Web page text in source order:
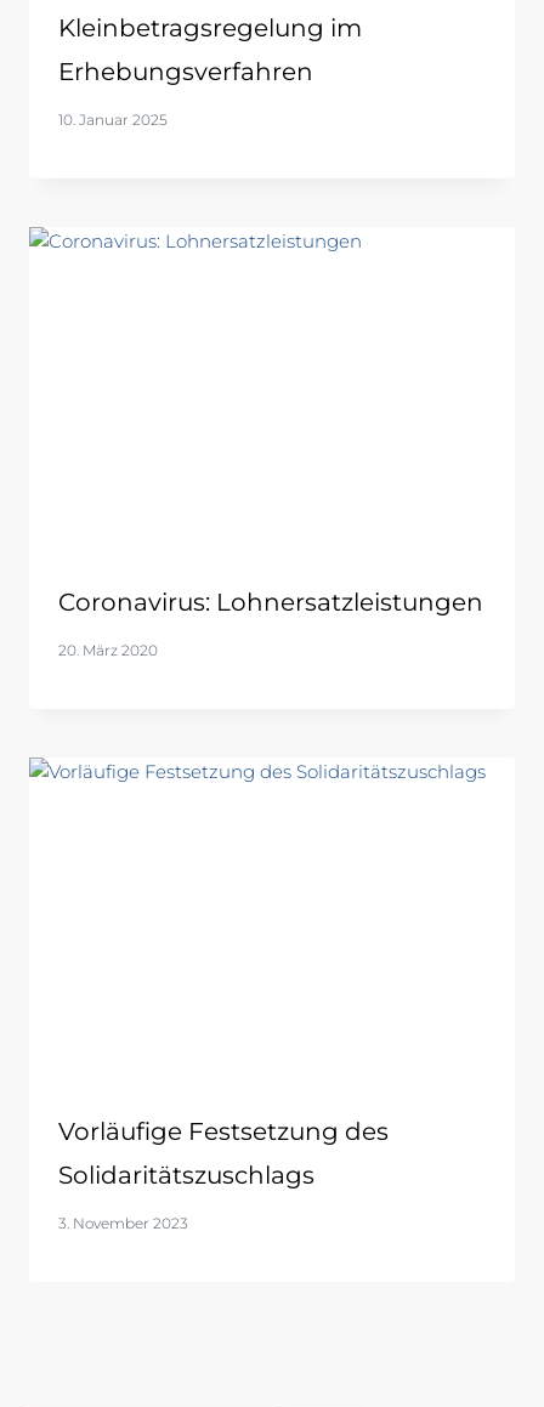
Kleinbetragsregelung im
Erhebungsverfahren
10. Januar 2025
Coronavirus: Lohnersatzleistungen
20. März 2020
Vorläufige Festsetzung des
Solidaritätszuschlags
3. November 2023